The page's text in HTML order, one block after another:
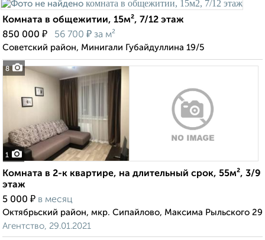
8
Комната в общежитии, 15м², 7/12 этаж
850 000 ₽ 56 700 ₽ за м²
Советский район, Минигали Губайдуллина 19/5
1
Комната в 2-к квартире, на длительный срок, 55м², 3/9
этаж
5 000 ₽ в месяц
Октябрьский район, мкр. Сипайлово, Максима Рыльского 29
Агентство, 29.01.2021